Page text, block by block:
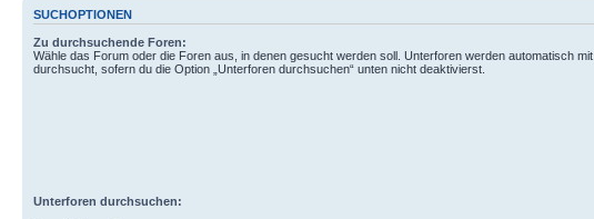
SUCHOPTIONEN
Zu durchsuchende Foren:
Wähle das Forum oder die Foren aus, in denen gesucht werden soll. Unterforen werden automatisch mit
durchsucht, sofern du die Option „Unterforen durchsuchen“ unten nicht deaktivierst.
Unterforen durchsuchen: